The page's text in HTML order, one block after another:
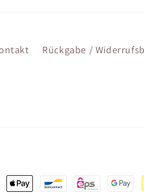
Rückgabe /